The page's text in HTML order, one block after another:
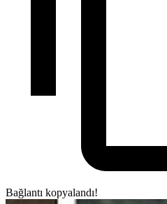
Bağlantı kopyalandı!